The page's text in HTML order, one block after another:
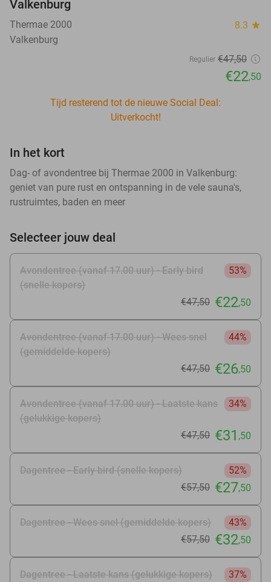
Valkenburg
Thermae 2000 8.3 star
Valkenburg
Regulier €47,50
€22,50
Tijd resterend tot de nieuwe Social Deal:
Uitverkocht!
In het kort
Dag- of avondentree bij Thermae 2000 in Valkenburg:
geniet van pure rust en ontspanning in de vele sauna's,
rustruimtes, baden en meer
Selecteer jouw deal
Avondentree (vanaf 17.00 uur) - Early bird
(snelle kopers)
53%
€47,50 €22,50
Avondentree (vanaf 17.00 uur) - Wees snel
(gemiddelde kopers)
44%
€47,50 €26,50
Avondentree (vanaf 17.00 uur) - Laatste kans
(gelukkige kopers)
34%
€47,50 €31 ,50
Dagentree - Early bird (snelle kopers)
52%
€57,50 €27,50
Dagentree - Wees snel (gemiddelde kopers)
43%
€57,50 €32,50
Dagentree - Laatste kans (gelukkige kopers)
37%